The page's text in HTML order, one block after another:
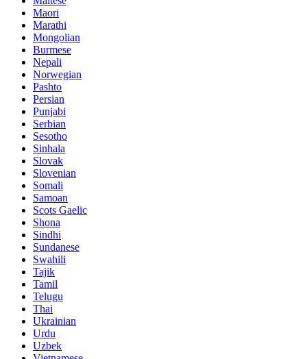
Maori
Marathi
Mongolian
Burmese
Nepali
Norwegian
Pashto
Persian
Punjabi
Serbian
Sesotho
Sinhala
Slovak
Slovenian
Somali
Samoan
Scots Gaelic
Shona
Sindhi
Sundanese
Swahili
Tajik
Tamil
Telugu
Thai
Ukrainian
Urdu
Uzbek